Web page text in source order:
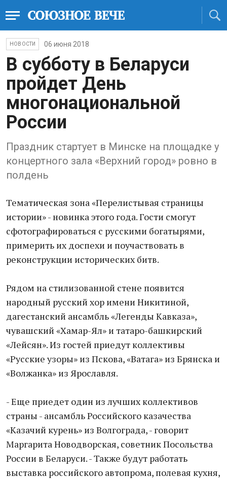
НОВОСТИ 06 июня 2018
В субботу в Беларуси
пройдет День
многонациональной
России
Праздник стартует в Минске на площадке у
концертного зала «Верхний город» ровно в
полдень
Тематическая зона «Перелистывая страницы
истории» - новинка этого года. Гости смогут
сфотографироваться с русскими богатырями,
примерить их доспехи и поучаствовать в
реконструкции исторических битв.
Рядом на стилизованной стене появится
народный русский хор имени Никитиной,
дагестанский ансамбль «Легенды Кавказа»,
чувашский «Хамар-Ял» и татаро-башкирский
«Лейсян». Из гостей приедут коллективы
«Русские узоры» из Пскова, «Ватага» из Брянска и
«Волжанка» из Ярославля.
- Еще приедет один из лучших коллективов
страны - ансамбль Российского казачества
«Казачий курень» из Волгограда, - говорит
Маргарита Новодворская, советник Посольства
России в Беларуси. - Также будут работать
выставка российского автопрома, полевая кухня,